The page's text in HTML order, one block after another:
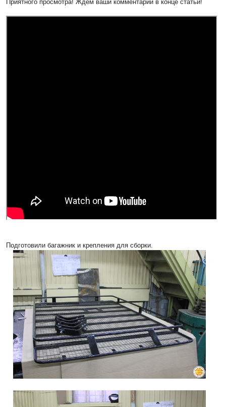
Приятного просмотра! Ждем ваши комментарии в конце статьи!
Подготовили багажник и крепления для сборки.